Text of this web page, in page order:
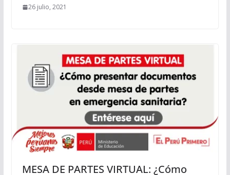
26 julio, 2021
MESA DE PARTES VIRTUAL: ¿Cómo